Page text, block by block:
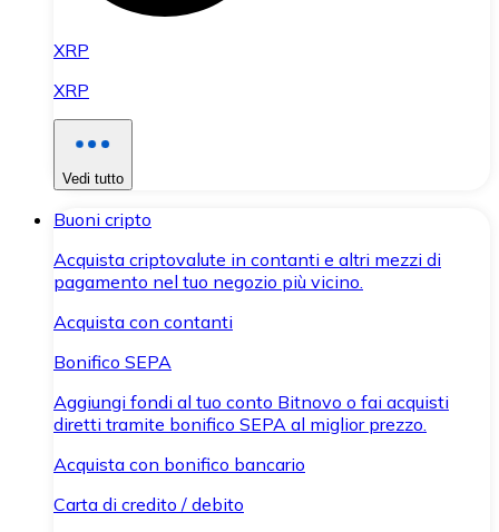
XRP
XRP
Vedi tutto
Buoni cripto
Acquista criptovalute in contanti e altri mezzi di
pagamento nel tuo negozio più vicino.
Acquista con contanti
Bonifico SEPA
Aggiungi fondi al tuo conto Bitnovo o fai acquisti
diretti tramite bonifico SEPA al miglior prezzo.
Acquista con bonifico bancario
Carta di credito / debito